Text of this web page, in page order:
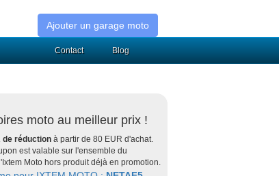
Ajouter un garage moto
Blog
Contact
moto au meilleur prix !
de réduction à partir de 80 EUR d'achat.
est valable sur l'ensemble du
Moto hors produit déjà en promotion.